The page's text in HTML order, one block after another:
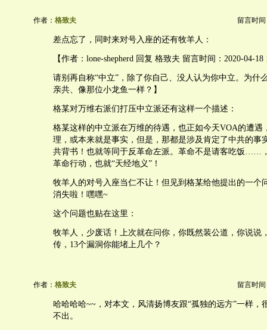
作者： 格致夫 留言时间
差点忘了，同时来对号入座的还有牧羊人：
【作者：lone-shepherd 回复 格致夫 留言时间：2020-04-18
请别再自称“中立”，除了你自己、没人认为你中立。为什
亲共、像那位小龙鱼一样？】
格某对万维右派们打压中立派还有这样一个描述：
格某这样的中立派在万维的待遇，也正如今天VOA的遭遇
理，或本来就是事实，但是，那都是涉及肯定了中共的事
共背书！也就等同于反革命左派。革命不是请客吃饭……
革命行动，也就“天经地义”！
牧羊人的对号入座当仁不让！但见到格某给他提出的一个
消失啦！嘿嘿~
这个问题也贴在这里：
牧羊人，少废话！上次就在问你，你既然装公道，你说说
传，13个漏洞你能堵上几个？
作者： 格致夫 留言时间
哈哈哈哈~~，对本文，风清扬博友跟“孤独的远方”一样，
不出。